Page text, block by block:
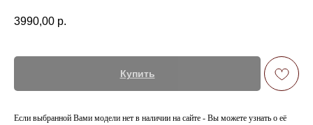
3990,00 р.
Купить
Если выбранной Вами модели нет в наличии на сайте - Вы можете узнать о её